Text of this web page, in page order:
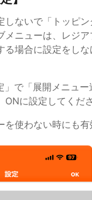
しないで「トッピン
メニューは、レジ
る場合に設定をし
」で「展開メニュー
に設定してくださ
を使わない時にも有